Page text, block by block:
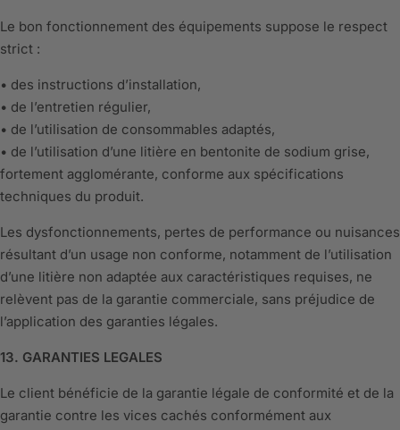
Le bon fonctionnement des équipements suppose le respect
strict :
• des instructions d’installation,
• de l’entretien régulier,
• de l’utilisation de consommables adaptés,
• de l’utilisation d’une litière en bentonite de sodium grise,
fortement agglomérante, conforme aux spécifications
techniques du produit.
Les dysfonctionnements, pertes de performance ou nuisances
résultant d’un usage non conforme, notamment de l’utilisation
d’une litière non adaptée aux caractéristiques requises, ne
relèvent pas de la garantie commerciale, sans préjudice de
l’application des garanties légales.
13. GARANTIES LEGALES
Le client bénéficie de la garantie légale de conformité et de la
garantie contre les vices cachés conformément aux